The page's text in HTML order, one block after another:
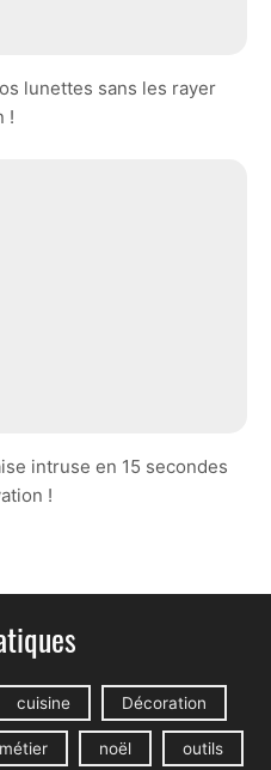
lunettes sans les rayer
!
intruse en 15 secondes
!
cuisine Décoration
métier noël outils